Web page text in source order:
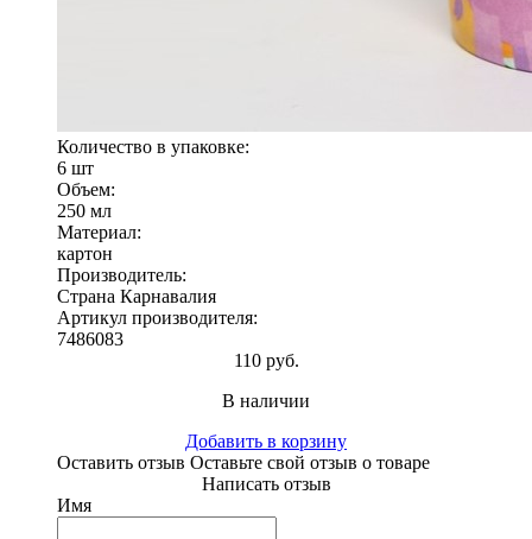
Количество в упаковке:
6 шт
Объем:
250 мл
Материал:
картон
Производитель:
Страна Карнавалия
Артикул производителя:
7486083
110 руб.
В наличии
Добавить в корзину
Оставить отзыв Оставьте свой отзыв о товаре
Написать отзыв
Имя